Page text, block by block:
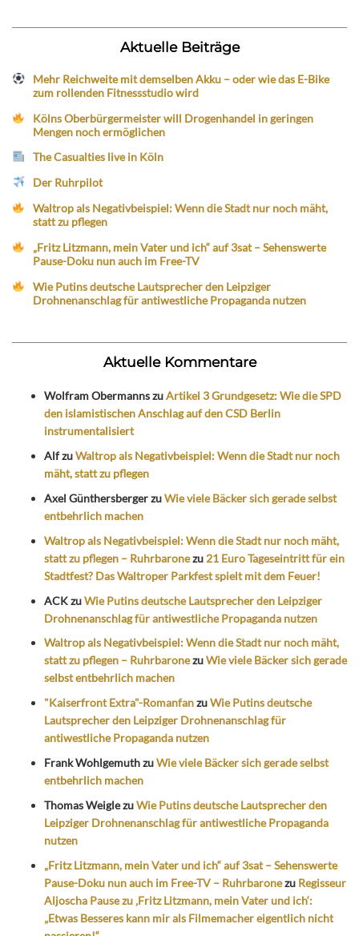
Aktuelle Beiträge
Mehr Reichweite mit demselben Akku – oder wie das E-Bike
zum rollenden Fitnessstudio wird
Kölns Oberbürgermeister will Drogenhandel in geringen
Mengen noch ermöglichen
The Casualties live in Köln
Der Ruhrpilot
Waltrop als Negativbeispiel: Wenn die Stadt nur noch mäht,
statt zu pflegen
„Fritz Litzmann, mein Vater und ich“ auf 3sat – Sehenswerte
Pause-Doku nun auch im Free-TV
Wie Putins deutsche Lautsprecher den Leipziger
Drohnenanschlag für antiwestliche Propaganda nutzen
Aktuelle Kommentare
Wolfram ObermannszuArtikel 3 Grundgesetz: Wie die SPD
den islamistischen Anschlag auf den CSD Berlin
instrumentalisiert
AlfzuWaltrop als Negativbeispiel: Wenn die Stadt nur noch
mäht, statt zu pflegen
Axel GünthersbergerzuWie viele Bäcker sich gerade selbst
entbehrlich machen
Waltrop als Negativbeispiel: Wenn die Stadt nur noch mäht,
statt zu pflegen – Ruhrbaronezu 21 Euro Tageseintritt für ein
Stadtfest? Das Waltroper Parkfest spielt mit dem Feuer!
ACKzuWie Putins deutsche Lautsprecher den Leipziger
Drohnenanschlag für antiwestliche Propaganda nutzen
Waltrop als Negativbeispiel: Wenn die Stadt nur noch mäht,
statt zu pflegen – RuhrbaronezuWie viele Bäcker sich gerade
selbst entbehrlich machen
"Kaiserfront Extra"-RomanfanzuWie Putins deutsche
Lautsprecher den Leipziger Drohnenanschlag für
antiwestliche Propaganda nutzen
Frank WohlgemuthzuWie viele Bäcker sich gerade selbst
entbehrlich machen
Thomas WeiglezuWie Putins deutsche Lautsprecher den
Leipziger Drohnenanschlag für antiwestliche Propaganda
nutzen
„Fritz Litzmann, mein Vater und ich“ auf 3sat – Sehenswerte
Pause-Doku nun auch im Free-TV – Ruhrbaronezu Regisseur
Aljoscha Pause zu ‚Fritz Litzmann, mein Vater und ich‘:
„Etwas Besseres kann mir als Filmemacher eigentlich nicht